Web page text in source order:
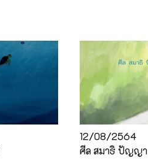
12/08/2564
ศีล สมาธิ ปัญญา